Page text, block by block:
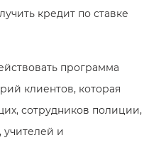
кредит по ставке
программа
клиентов, которая
сотрудников полиции,
учителей и